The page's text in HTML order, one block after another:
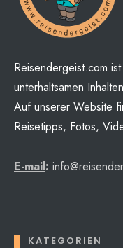
Reisendergeist.com
unterhaltsamen
Auf unserer Website
Reisetipps, Fotos,
E-mail:
KATEGORIEN